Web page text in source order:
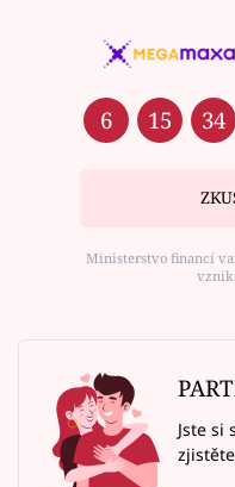
6 15 34
Ministerstvo financí
Jste si